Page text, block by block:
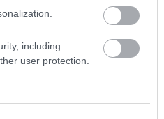
including
user protection.
750
sem kezdte
mivel a Neo
szerint
járt el.
de ez sem